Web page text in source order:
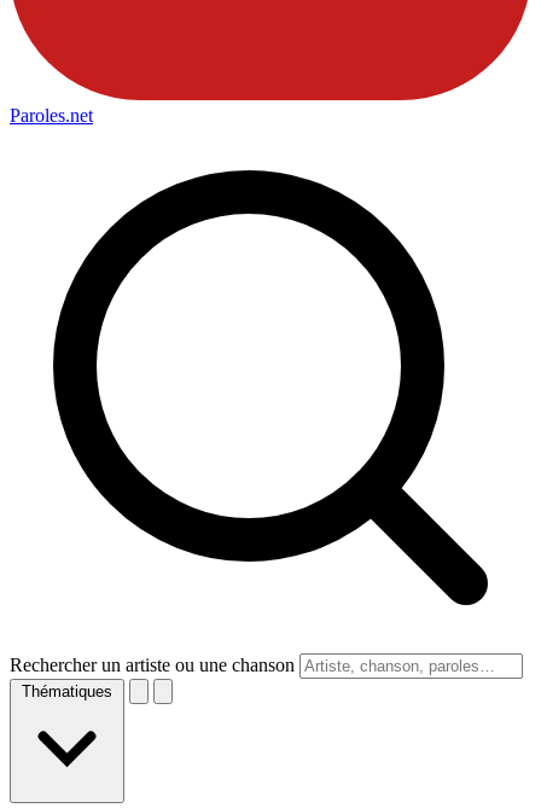
Paroles.net
Rechercher un artiste ou une chanson
Thématiques